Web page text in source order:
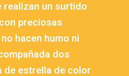
realizan un surtido
preciosas
hacen humo ni
dos
de estrella de color